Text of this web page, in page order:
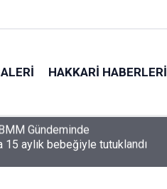
HAKKARI HABERLERI
15 aylık bebeğiyle tutuklandı